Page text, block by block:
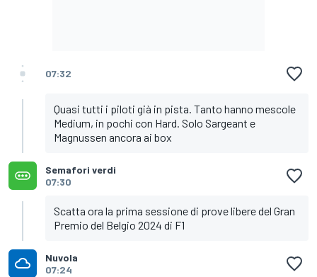
07:32
Quasi tutti i piloti già in pista. Tanto hanno mescole
Medium, in pochi con Hard. Solo Sargeant e
Magnussen ancora ai box
Semafori verdi
07:30
Scatta ora la prima sessione di prove libere del Gran
Premio del Belgio 2024 di F1
Nuvola
07:24